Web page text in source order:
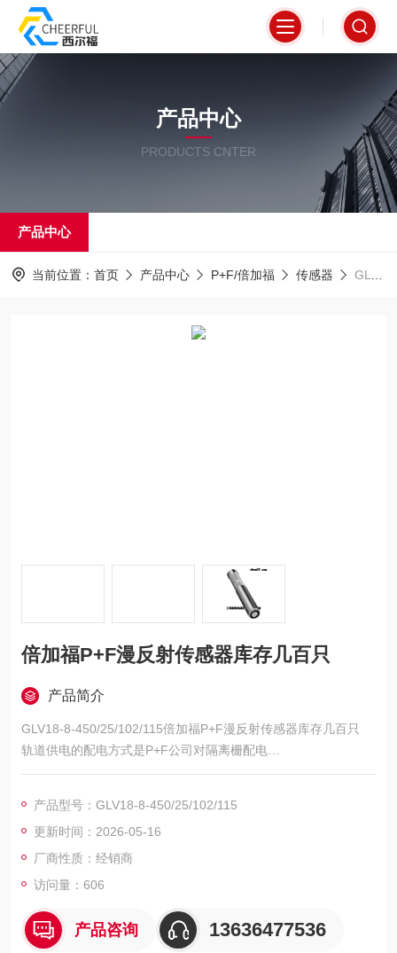
产品中心
PRODUCTS CNTER
产品中心
当前位置： 首页 产品中心 P+F/倍加福 传感器 GLV18-8-450/25/102/115倍加福P+F漫反射传感器库存几百只
倍加福P+F漫反射传感器库存几百只
产品简介
GLV18-8-450/25/102/115倍加福P+F漫反射传感器库存几百只
轨道供电的配电方式是P+F公司对隔离栅配电
施工的一个突出贡献。它大大方便了DIN轨道
系列隔离栅所必须的。除个别特殊隔离栅（如
KFD2-SH-EX1.T.OP）外，KF隔离栅也可以
通过其端子上电
产品型号：GLV18-8-450/25/102/115
更新时间：2026-05-16
厂商性质：经销商
访问量：606
产品咨询 13636477536